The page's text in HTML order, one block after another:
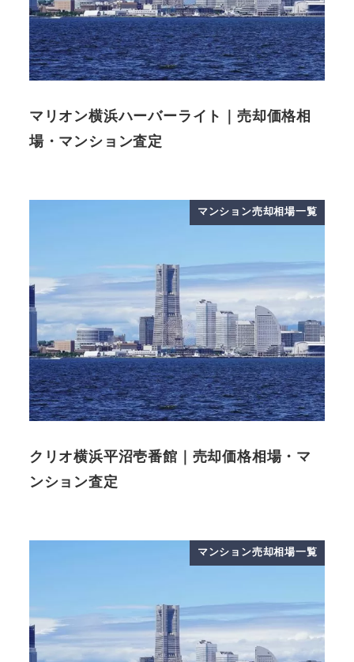
マリオン横浜ハーバーライト｜売却価格相
場・マンション査定
マンション売却相場一覧
クリオ横浜平沼壱番館｜売却価格相場・マ
ンション査定
マンション売却相場一覧